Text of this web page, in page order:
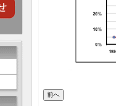
前へ